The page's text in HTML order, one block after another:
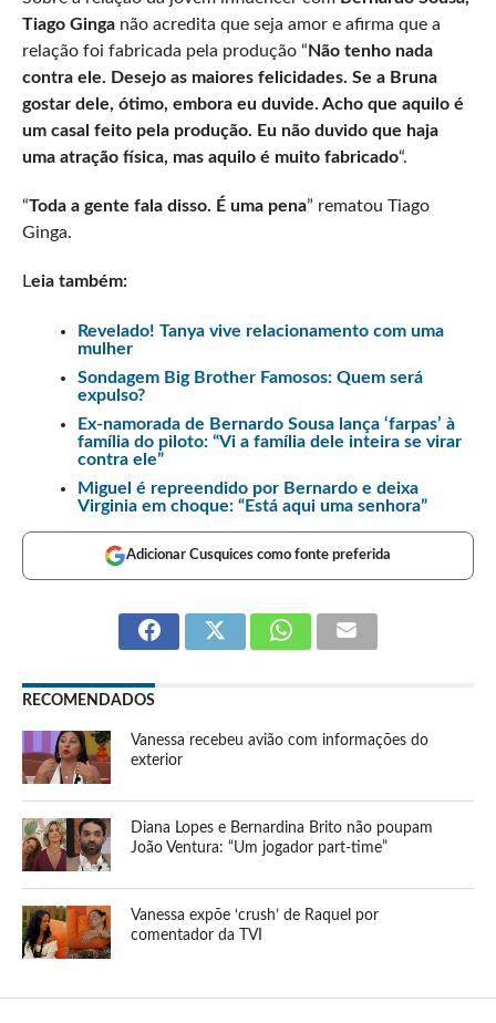
Tiago Ginganão acredita que seja amor e afirma que a
relação foi fabricada pela produção “ Não tenho nada
contra ele. Desejo as maiores felicidades. Se a Bruna
gostar dele, ótimo, embora eu duvide. Acho que aquilo é
um casal feito pela produção. Eu não duvido que haja
uma atração física, mas aquilo é muito fabricado“.
“Toda a gente fala disso. É uma pena” rematou Tiago
Ginga.
Leia também:
Revelado! Tanya vive relacionamento com uma
mulher
Sondagem Big Brother Famosos: Quem será
expulso?
Ex-namorada de Bernardo Sousa lança ‘farpas’ à
família do piloto: “Vi a família dele inteira se virar
contra ele”
Miguel é repreendido por Bernardo e deixa
Virginia em choque: “Está aqui uma senhora”
Adicionar Cusquices como fonte preferida
RECOMENDADOS
Vanessa recebeu avião com informações do
exterior
Diana Lopes e Bernardina Brito não poupam
João Ventura: “Um jogador part-time”
Vanessa expõe ‘crush’ de Raquel por
comentador da TVI